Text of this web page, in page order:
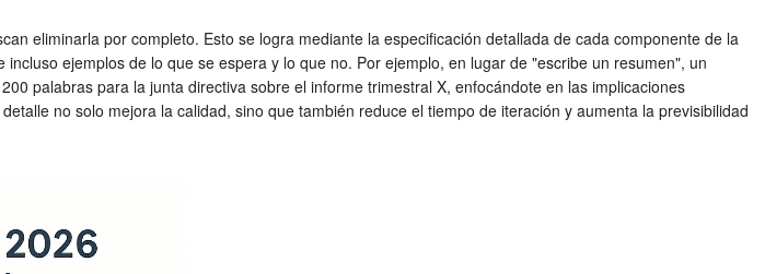
eliminarla por completo. Esto se logra mediante la especificación detallada de cada componente de la
ejemplos de lo que se espera y lo que no. Por ejemplo, en lugar de "escribe un resumen", un
palabras para la junta directiva sobre el informe trimestral X, enfocándote en las implicaciones
no solo mejora la calidad, sino que también reduce el tiempo de iteración y aumenta la previsibilidad